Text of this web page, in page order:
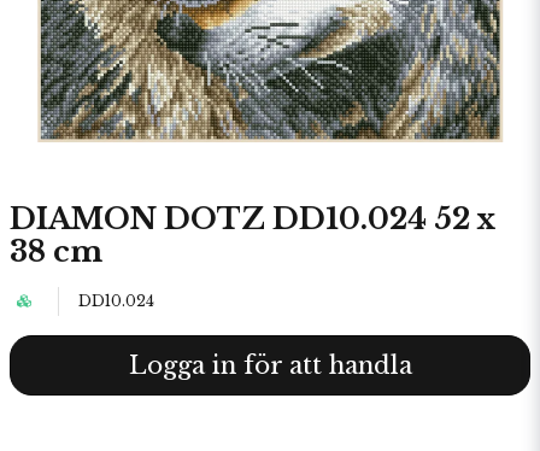
DIAMON DOTZ DD10.024 52 x
38 cm
DD10.024
Logga in för att handla